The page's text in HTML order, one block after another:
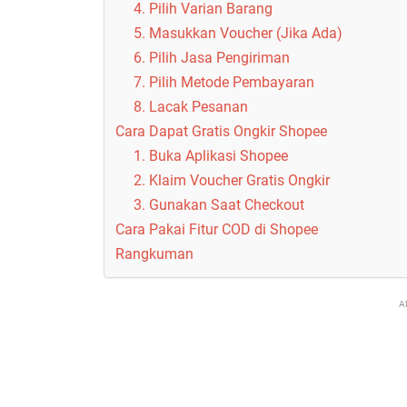
4. Pilih Varian Barang
5. Masukkan Voucher (Jika Ada)
6. Pilih Jasa Pengiriman
7. Pilih Metode Pembayaran
8. Lacak Pesanan
Cara Dapat Gratis Ongkir Shopee
1. Buka Aplikasi Shopee
2. Klaim Voucher Gratis Ongkir
3. Gunakan Saat Checkout
Cara Pakai Fitur COD di Shopee
Rangkuman